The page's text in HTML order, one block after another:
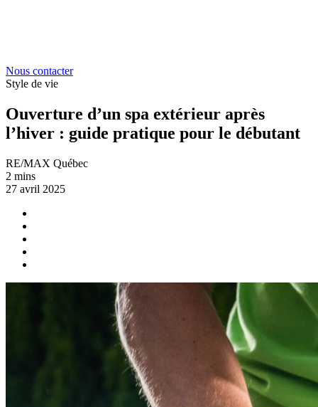
Nous contacter
Style de vie
Ouverture d’un spa extérieur après
l’hiver : guide pratique pour le débutant
RE/MAX Québec
2 mins
27 avril 2025